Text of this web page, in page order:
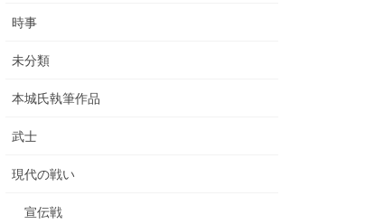
時事
未分類
本城氏執筆作品
武士
現代の戦い
宣伝戦